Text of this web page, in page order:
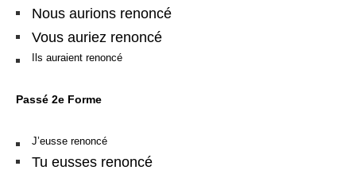
Nous aurions renoncé
Vous auriez renoncé
Ils auraient renoncé
Passé 2e Forme
J’eusse renoncé
Tu eusses renoncé